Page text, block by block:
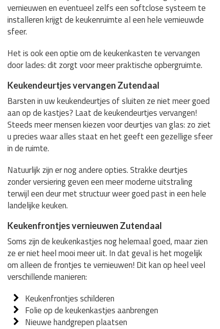
vernieuwen en eventueel zelfs een softclose systeem te
installeren krijgt de keukenruimte al een hele vernieuwde
sfeer.
Het is ook een optie om de keukenkasten te vervangen
door lades: dit zorgt voor meer praktische opbergruimte.
Keukendeurtjes vervangen Zutendaal
Barsten in uw keukendeurtjes of sluiten ze niet meer goed
aan op de kastjes? Laat de keukendeurtjes vervangen!
Steeds meer mensen kiezen voor deurtjes van glas: zo ziet
u precies waar alles staat en het geeft een gezellige sfeer
in de ruimte.
Natuurlijk zijn er nog andere opties. Strakke deurtjes
zonder versiering geven een meer moderne uitstraling
terwijl een deur met structuur weer goed past in een hele
landelijke keuken.
Keukenfrontjes vernieuwen Zutendaal
Soms zijn de keukenkastjes nog helemaal goed, maar zien
ze er niet heel mooi meer uit. In dat geval is het mogelijk
om alleen de frontjes te vernieuwen! Dit kan op heel veel
verschillende manieren:
Keukenfrontjes schilderen
Folie op de keukenkastjes aanbrengen
Nieuwe handgrepen plaatsen